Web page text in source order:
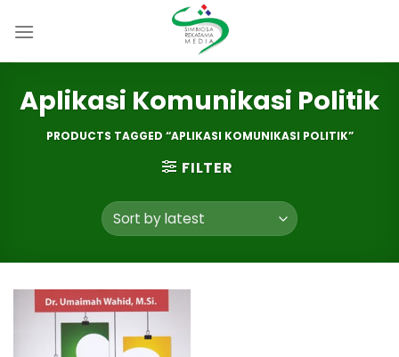
Aplikasi Komunikasi Politik
PRODUCTS TAGGED “APLIKASI KOMUNIKASI POLITIK”
FILTER